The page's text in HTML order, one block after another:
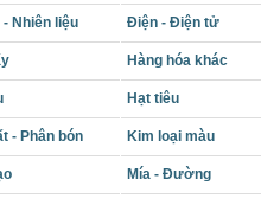
- Nhiên liệu Điện - Điện tử
Hàng hóa khác
Hạt tiêu
- Phân bón Kim loại màu
Mía - Đường